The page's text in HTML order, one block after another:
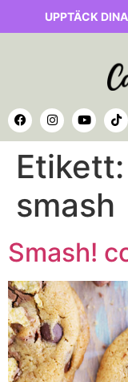
UPPTÄCK
Etikett:
smash
Smash!